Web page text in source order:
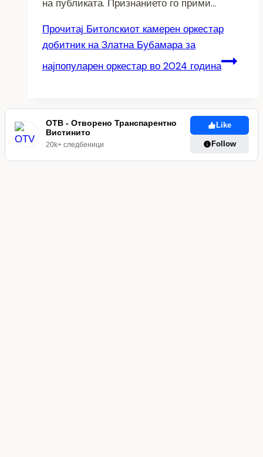
на публиката. Признанието го прими…
Прочитај Битолскиот камерен оркестар
добитник на Златна Бубамара за
најпопуларен оркестар во 2024 година
ОТВ - Отворено Транспарентно
Вистинито
20k+ следбеници
Like
Follow